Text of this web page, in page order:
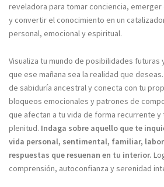
reveladora para tomar conciencia, emerger
y convertir el conocimiento en un
personal, emocional y espiritual.
Visualiza tu mundo de posibilidades futuras
que ese mañana sea la realidad que
de sabiduría ancestral y conecta con tu
bloqueos emocionales y patrones de
que afectan a tu vida de forma recurrente
plenitud. Indaga sobre aquello que te
vida personal, sentimental, familiar,
respuestas que resuenan en tu interior.
comprensión, autoconfianza y serenidad